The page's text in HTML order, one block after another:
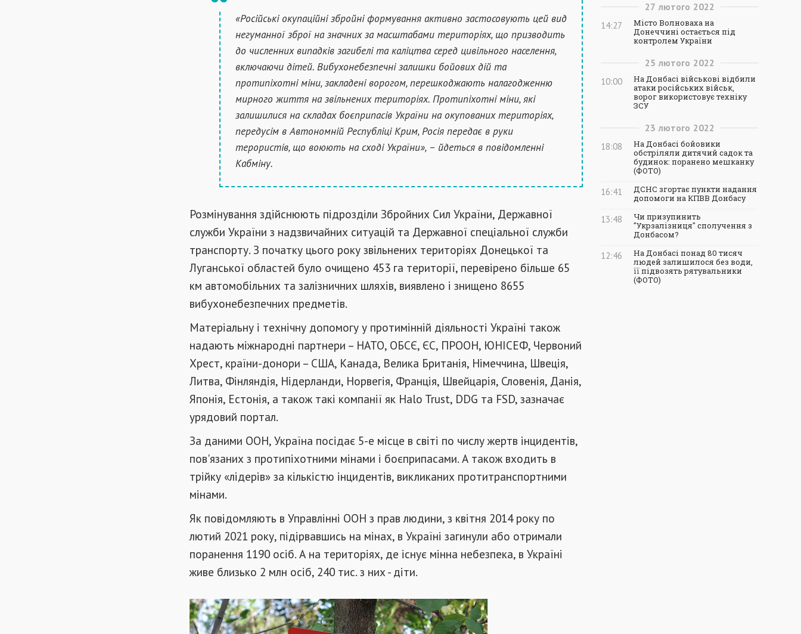
«Російські окупаційні збройні формування активно застосовують цей вид
негуманної зброї на значних за масштабами територіях, що призводить
до численних випадків загибелі та каліцтва серед цивільного населення,
включаючи дітей. Вибухонебезпечні залишки бойових дій та
протипіхотні міни, закладені ворогом, перешкоджають налагодженню
мирного життя на звільнених територіях. Протипіхотні міни, які
залишилися на складах боєприпасів України на окупованих територіях,
передусім в Автономній Республіці Крим, Росія передає в руки
терористів, що воюють на сході України», – йдеться в повідомленні
Кабміну.
Розмінування здійснюють підрозділи Збройних Сил України, Державної
служби України з надзвичайних ситуацій та Державної спеціальної служби
транспорту. З початку цього року звільнених територіях Донецької та
Луганської областей було очищено 453 га території, перевірено більше 65
км автомобільних та залізничних шляхів, виявлено і знищено 8655
вибухонебезпечних предметів.
Матеріальну і технічну допомогу у протимінній діяльності Україні також
надають міжнародні партнери – НАТО, ОБСЄ, ЄС, ПРООН, ЮНІСЕФ, Червоний
Хрест, країни-донори – США, Канада, Велика Британія, Німеччина, Швеція,
Литва, Фінляндія, Нідерланди, Норвегія, Франція, Швейцарія, Словенія, Данія,
Японія, Естонія, а також такі компанії як Halo Trust, DDG та FSD, зазначає
урядовий портал.
За даними ООН, Україна посідає 5-е місце в світі по числу жертв інцидентів,
пов'язаних з протипіхотними мінами і боєприпасами. А також входить в
трійку «лідерів» за кількістю інцидентів, викликаних протитранспортними
мінами.
Як повідомляють в Управлінні ООН з прав людини, з квітня 2014 року по
лютий 2021 року, підірвавшись на мінах, в Україні загинули або отримали
поранення 1190 осіб. А на територіях, де існує мінна небезпека, в Україні
живе близько 2 млн осіб, 240 тис. з них - діти.
27 лютого 2022
14:27
Місто Волноваха на
Донеччині остається під
контролем України
25 лютого 2022
10:00
На Донбасі військові відбили
атаки російських військ,
ворог використовує техніку
ЗСУ
23 лютого 2022
18:08
На Донбасі бойовики
обстріляли дитячий садок та
будинок: поранено мешканку
(ФОТО)
16:41
ДСНС згортає пункти надання
допомоги на КПВВ Донбасу
13:48
Чи призупинить
"Укрзалізниця" сполучення з
Донбасом?
12:46
На Донбасі понад 80 тисяч
людей залишилося без води,
її підвозять рятувальники
(ФОТО)